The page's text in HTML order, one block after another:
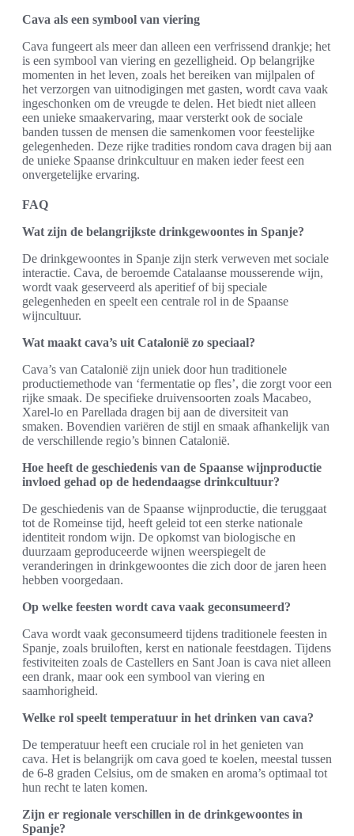
Cava als een symbool van viering
Cava fungeert als meer dan alleen een verfrissend drankje; het
is een symbool van viering en gezelligheid. Op belangrijke
momenten in het leven, zoals het bereiken van mijlpalen of
het verzorgen van uitnodigingen met gasten, wordt cava vaak
ingeschonken om de vreugde te delen. Het biedt niet alleen
een unieke smaakervaring, maar versterkt ook de sociale
banden tussen de mensen die samenkomen voor feestelijke
gelegenheden. Deze rijke tradities rondom cava dragen bij aan
de unieke Spaanse drinkcultuur en maken ieder feest een
onvergetelijke ervaring.
FAQ
Wat zijn de belangrijkste drinkgewoontes in Spanje?
De drinkgewoontes in Spanje zijn sterk verweven met sociale
interactie. Cava, de beroemde Catalaanse mousserende wijn,
wordt vaak geserveerd als aperitief of bij speciale
gelegenheden en speelt een centrale rol in de Spaanse
wijncultuur.
Wat maakt cava’s uit Catalonië zo speciaal?
Cava’s van Catalonië zijn uniek door hun traditionele
productiemethode van ‘fermentatie op fles’, die zorgt voor een
rijke smaak. De specifieke druivensoorten zoals Macabeo,
Xarel-lo en Parellada dragen bij aan de diversiteit van
smaken. Bovendien variëren de stijl en smaak afhankelijk van
de verschillende regio’s binnen Catalonië.
Hoe heeft de geschiedenis van de Spaanse wijnproductie
invloed gehad op de hedendaagse drinkcultuur?
De geschiedenis van de Spaanse wijnproductie, die teruggaat
tot de Romeinse tijd, heeft geleid tot een sterke nationale
identiteit rondom wijn. De opkomst van biologische en
duurzaam geproduceerde wijnen weerspiegelt de
veranderingen in drinkgewoontes die zich door de jaren heen
hebben voorgedaan.
Op welke feesten wordt cava vaak geconsumeerd?
Cava wordt vaak geconsumeerd tijdens traditionele feesten in
Spanje, zoals bruiloften, kerst en nationale feestdagen. Tijdens
festiviteiten zoals de Castellers en Sant Joan is cava niet alleen
een drank, maar ook een symbool van viering en
saamhorigheid.
Welke rol speelt temperatuur in het drinken van cava?
De temperatuur heeft een cruciale rol in het genieten van
cava. Het is belangrijk om cava goed te koelen, meestal tussen
de 6-8 graden Celsius, om de smaken en aroma’s optimaal tot
hun recht te laten komen.
Zijn er regionale verschillen in de drinkgewoontes in
Spanje?